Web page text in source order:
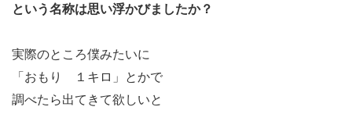
という名称は思い浮かびましたか？
実際のところ僕みたいに
「おもり １キロ」とかで
調べたら出てきて欲しいと